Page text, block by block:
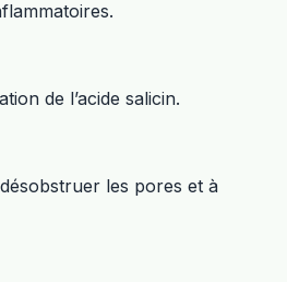
de l’acide salicin.
les pores et à